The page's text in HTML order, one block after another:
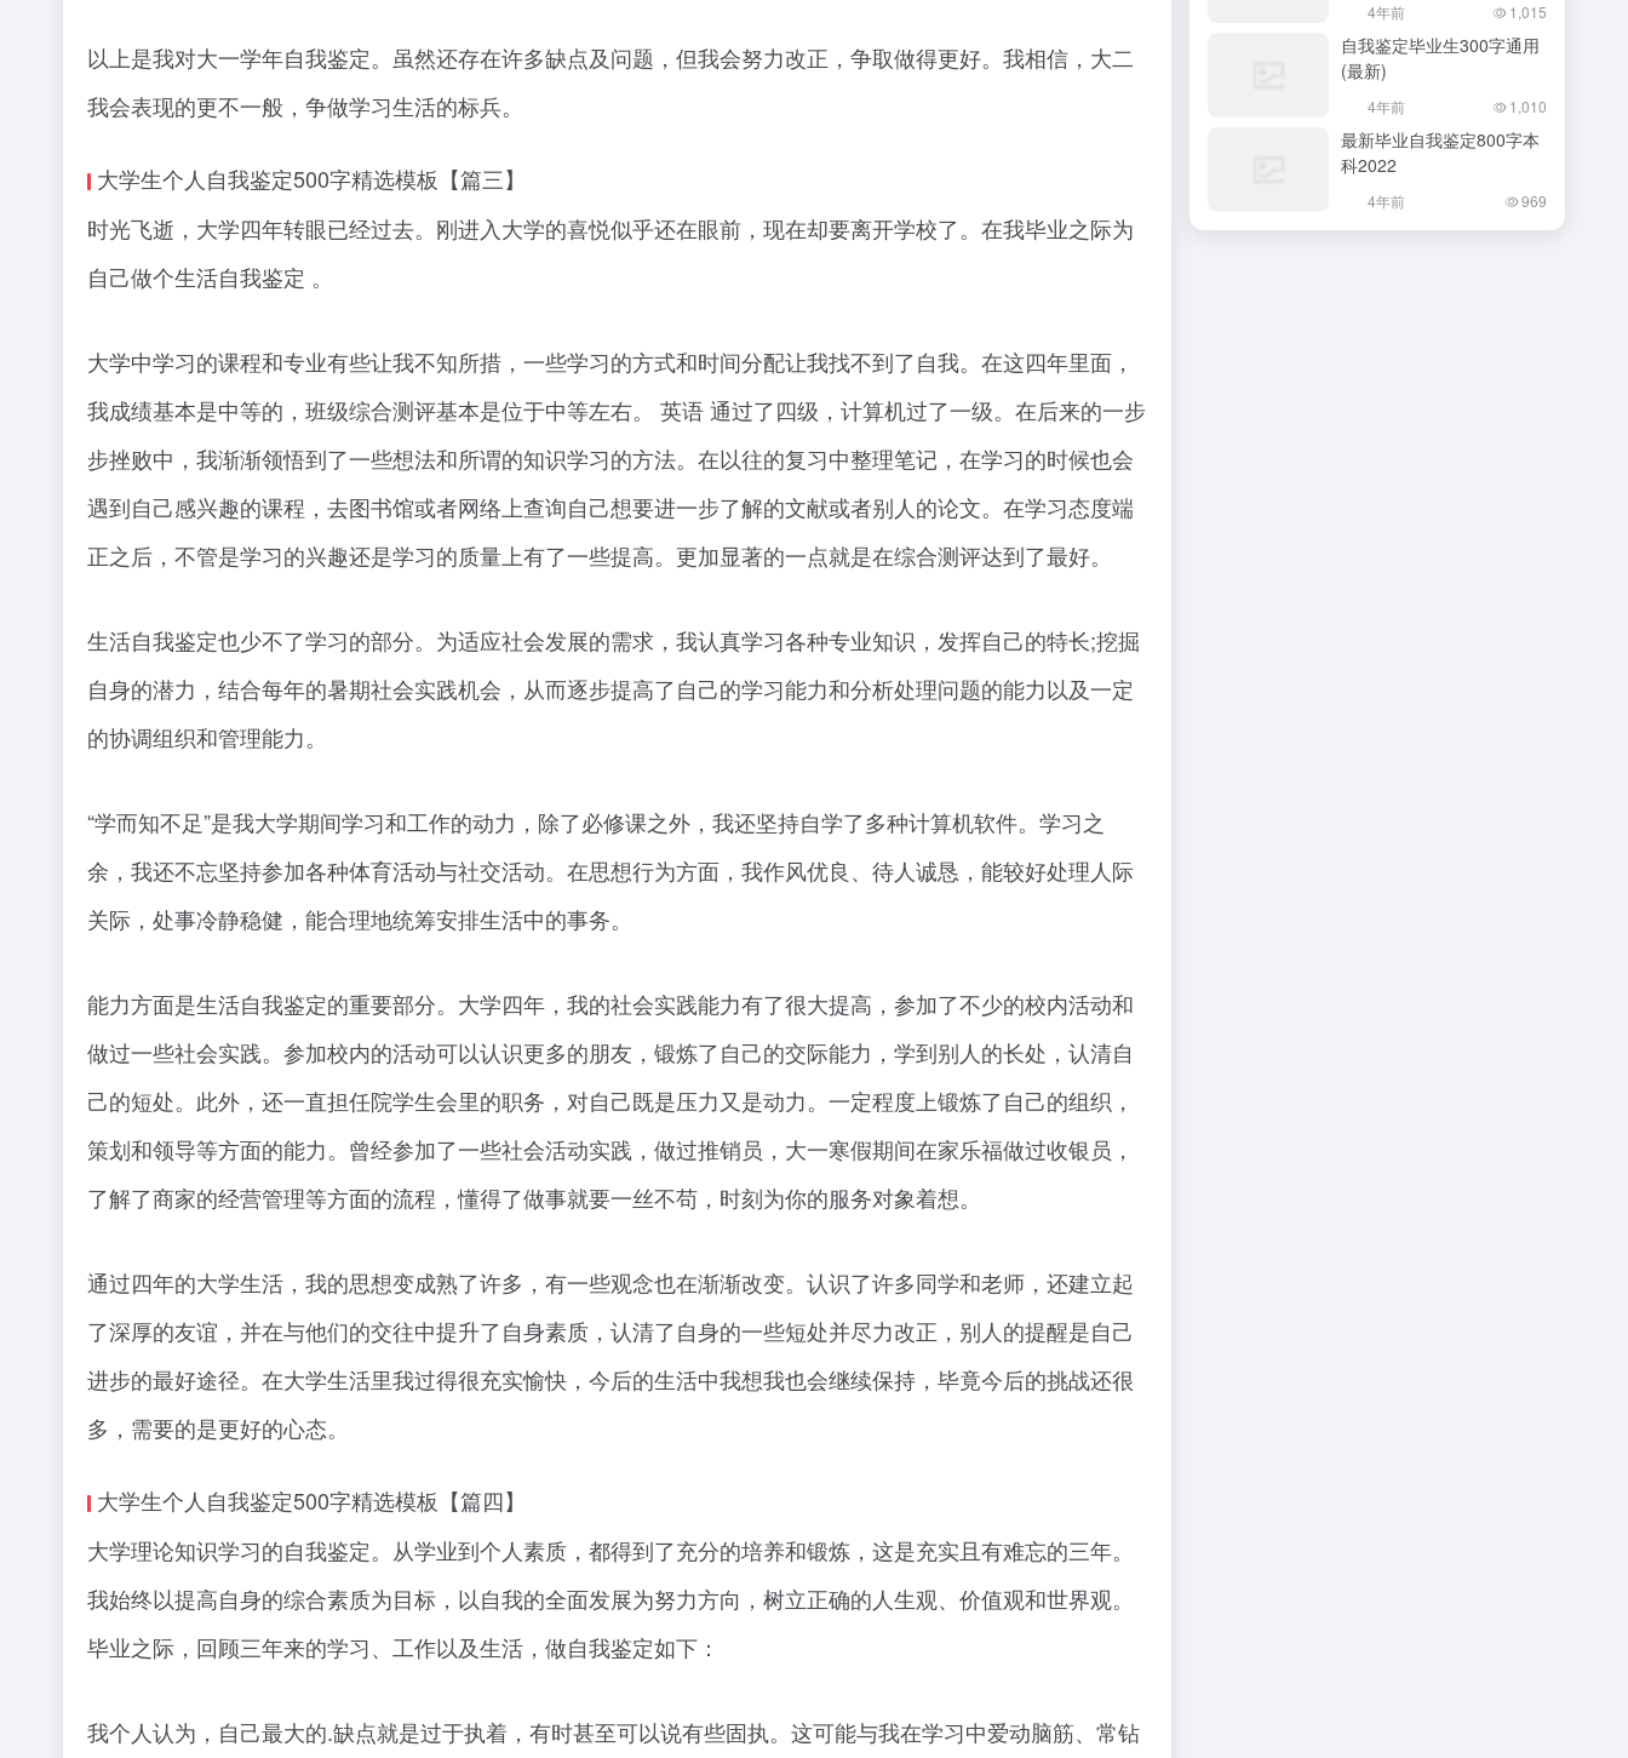
以上是我对大一学年自我鉴定。虽然还存在许多缺点及问题，但我会努力改正，争取做得更好。我相信，大二
我会表现的更不一般，争做学习生活的标兵。
大学生个人自我鉴定500字精选模板【篇三】
时光飞逝，大学四年转眼已经过去。刚进入大学的喜悦似乎还在眼前，现在却要离开学校了。在我毕业之际为
自己做个生活自我鉴定 。
大学中学习的课程和专业有些让我不知所措，一些学习的方式和时间分配让我找不到了自我。在这四年里面，
我成绩基本是中等的，班级综合测评基本是位于中等左右。 英语 通过了四级，计算机过了一级。在后来的一步
步挫败中，我渐渐领悟到了一些想法和所谓的知识学习的方法。在以往的复习中整理笔记，在学习的时候也会
遇到自己感兴趣的课程，去图书馆或者网络上查询自己想要进一步了解的文献或者别人的论文。在学习态度端
正之后，不管是学习的兴趣还是学习的质量上有了一些提高。更加显著的一点就是在综合测评达到了最好。
生活自我鉴定也少不了学习的部分。为适应社会发展的需求，我认真学习各种专业知识，发挥自己的特长;挖掘
自身的潜力，结合每年的暑期社会实践机会，从而逐步提高了自己的学习能力和分析处理问题的能力以及一定
的协调组织和管理能力。
“学而知不足”是我大学期间学习和工作的动力，除了必修课之外，我还坚持自学了多种计算机软件。学习之
余，我还不忘坚持参加各种体育活动与社交活动。在思想行为方面，我作风优良、待人诚恳，能较好处理人际
关际，处事冷静稳健，能合理地统筹安排生活中的事务。
能力方面是生活自我鉴定的重要部分。大学四年，我的社会实践能力有了很大提高，参加了不少的校内活动和
做过一些社会实践。参加校内的活动可以认识更多的朋友，锻炼了自己的交际能力，学到别人的长处，认清自
己的短处。此外，还一直担任院学生会里的职务，对自己既是压力又是动力。一定程度上锻炼了自己的组织，
策划和领导等方面的能力。曾经参加了一些社会活动实践，做过推销员，大一寒假期间在家乐福做过收银员，
了解了商家的经营管理等方面的流程，懂得了做事就要一丝不苟，时刻为你的服务对象着想。
通过四年的大学生活，我的思想变成熟了许多，有一些观念也在渐渐改变。认识了许多同学和老师，还建立起
了深厚的友谊，并在与他们的交往中提升了自身素质，认清了自身的一些短处并尽力改正，别人的提醒是自己
进步的最好途径。在大学生活里我过得很充实愉快，今后的生活中我想我也会继续保持，毕竟今后的挑战还很
多，需要的是更好的心态。
大学生个人自我鉴定500字精选模板【篇四】
大学理论知识学习的自我鉴定。从学业到个人素质，都得到了充分的培养和锻炼，这是充实且有难忘的三年。
我始终以提高自身的综合素质为目标，以自我的全面发展为努力方向，树立正确的人生观、价值观和世界观。
毕业之际，回顾三年来的学习、工作以及生活，做自我鉴定如下：
我个人认为，自己最大的.缺点就是过于执着，有时甚至可以说有些固执。这可能与我在学习中爱动脑筋、常钻
4年前 1,015
自我鉴定毕业生300字通用
(最新)
4年前 1,010
最新毕业自我鉴定800字本
科2022
4年前 969